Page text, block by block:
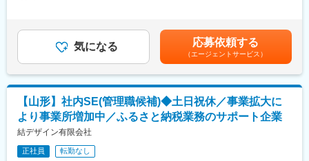
RPAや生成AIを駆使し、膨大な事務作業や進捗管理を自動化。社
員が「地域への直接的な対話や支援」により多くの時間を割ける
ニーズがあるか」を可視化し、自治体様や地域事業者が判断を行
うための客観的な資料を提供します。
4.全社的なITガバナンスの構築
情報セキュリティを担保しつつ、デジタルツールを導入・浸透さ
せ、組織全体の生産性とITリテラシーを向上させます。
5.地域事業者への伴走およびデジタル活用支援：
ている方が対象賃金はあくまでも目安の金額であり、選考を通じ
て上下する可能性があります。月給(月額)は固定手当を含めた表記
です。
気になる 応募依頼する
（エージェントサービス）
【山形】社内SE(管理職候補)◆土日祝休／事業拡大に
より事業所増加中／ふるさと納税業務のサポート企業
結デザイン有限会社
正社員 転勤なし